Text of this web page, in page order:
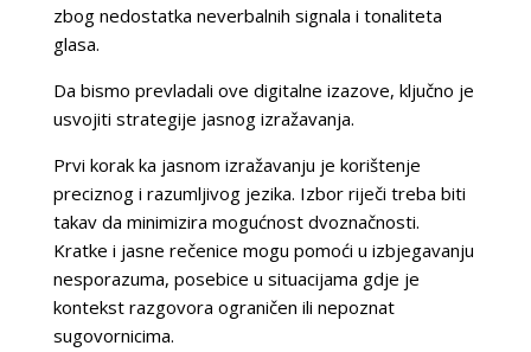
zbog nedostatka neverbalnih signala i tonaliteta
glasa.
Da bismo prevladali ove digitalne izazove, ključno je
usvojiti strategije jasnog izražavanja.
Prvi korak ka jasnom izražavanju je korištenje
preciznog i razumljivog jezika. Izbor riječi treba biti
takav da minimizira mogućnost dvoznačnosti.
Kratke i jasne rečenice mogu pomoći u izbjegavanju
nesporazuma, posebice u situacijama gdje je
kontekst razgovora ograničen ili nepoznat
sugovornicima.